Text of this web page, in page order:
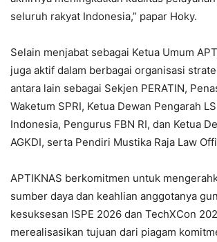
seluruh rakyat Indonesia,” papar Hoky.
Selain menjabat sebagai Ketua Umum
juga aktif dalam berbagai organisasi
antara lain sebagai Sekjen PERATIN,
Waketum SPRI, Ketua Dewan Pengarah
Indonesia, Pengurus FBN RI, dan Ketua
AGKDI, serta Pendiri Mustika Raja Law
APTIKNAS berkomitmen untuk
sumber daya dan keahlian anggotanya
kesuksesan ISPE 2026 dan TechXCon
merealisasikan tujuan dari piagam